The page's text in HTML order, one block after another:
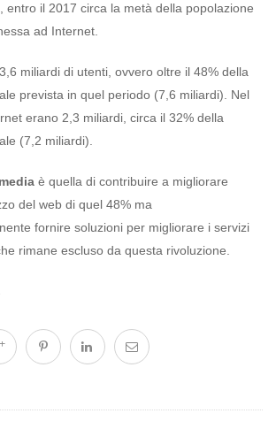
, entro il 2017 circa la metà della popolazione
ad Internet.
miliardi di utenti, ovvero oltre il 48% della
prevista in quel periodo (7,6 miliardi). Nel
erano 2,3 miliardi, circa il 32% della
(7,2 miliardi).
è quella di contribuire a migliorare
del web di quel 48% ma
fornire soluzioni per migliorare i servizi
rimane escluso da questa rivoluzione.